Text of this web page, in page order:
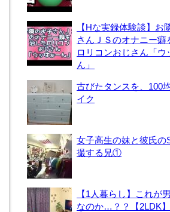
【Hな実録体験談】お
さんＪＳのオナニー癖
ロリコンおじさん「ウ
ん」
古びたタンスを、100
イク
女子高生の妹と彼氏の
撮する兄①
【1人暮らし】これが
なのか…？？【2LDK